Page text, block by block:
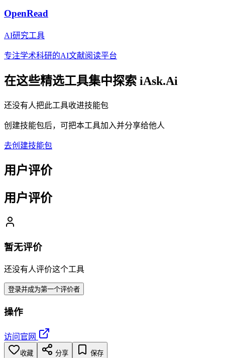
OpenRead
AI研究工具
专注学术科研的AI文献阅读平台
在这些精选工具集中探索 iAsk.Ai
还没有人把此工具收进技能包
创建技能包后，可把本工具加入并分享给他人
去创建技能包
用户评价
用户评价
暂无评价
还没有人评价这个工具
登录并成为第一个评价者
操作
访问官网
收藏 分享 保存